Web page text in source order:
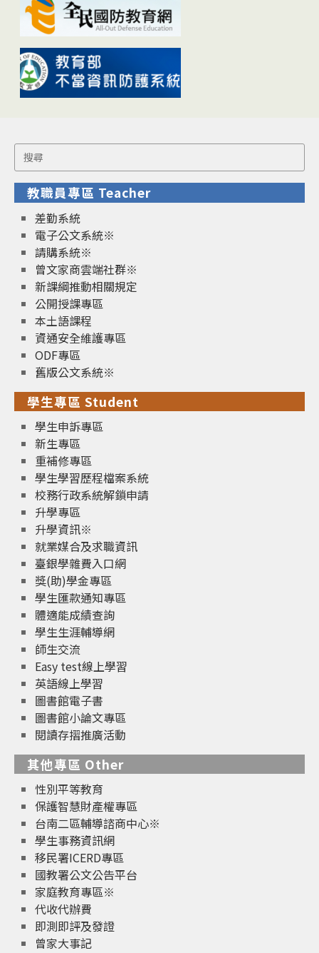
Search
for:
教職員專區 Teacher
差勤系統
電子公文系統※
請購系統※
曾文家商雲端社群※
新課綱推動相關規定
公開授課專區
本土語課程
資通安全維護專區
ODF專區
舊版公文系統※
學生專區 Student
學生申訴專區
新生專區
重補修專區
學生學習歷程檔案系統
校務行政系統解鎖申請
升學專區
升學資訊※
就業媒合及求職資訊
臺銀學雜費入口網
獎(助)學金專區
學生匯款通知專區
體適能成績查詢
學生生涯輔導網
師生交流
Easy test線上學習
英語線上學習
圖書館電子書
圖書館小論文專區
閱讀存摺推廣活動
其他專區 Other
性別平等教育
保護智慧財產權專區
台南二區輔導諮商中心※
學生事務資訊網
移民署ICERD專區
國教署公文公告平台
家庭教育專區※
代收代辦費
即測即評及發證
曾家大事記